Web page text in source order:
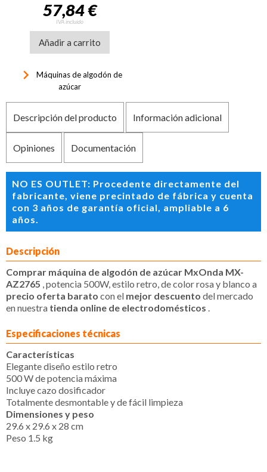
57,84 €
IVA incluido
Añadir a carrito
keyboard_arrow_right
Máquinas de algodón de
azúcar
Descripción del producto Información adicional
Opiniones Documentación
NO ES OUTLET: Procedente directamente del
fabricante, viene precintado de fábrica y cuenta
con 3 años de garantía oficial, ampliable a 6
años.
Descripción
Comprar máquina de algodón de azúcar MxOnda MX-
AZ2765 , potencia 500W, estilo retro, de color rosa y blanco a
precio oferta barato con el mejor descuento del mercado
en nuestra tienda online de electrodomésticos .
Especificaciones técnicas
Características
Elegante diseño estilo retro
500 W de potencia máxima
Incluye cazo dosificador
Totalmente desmontable y de fácil limpieza
Dimensiones y peso
29.6 x 29.6 x 28 cm
Peso 1.5 kg